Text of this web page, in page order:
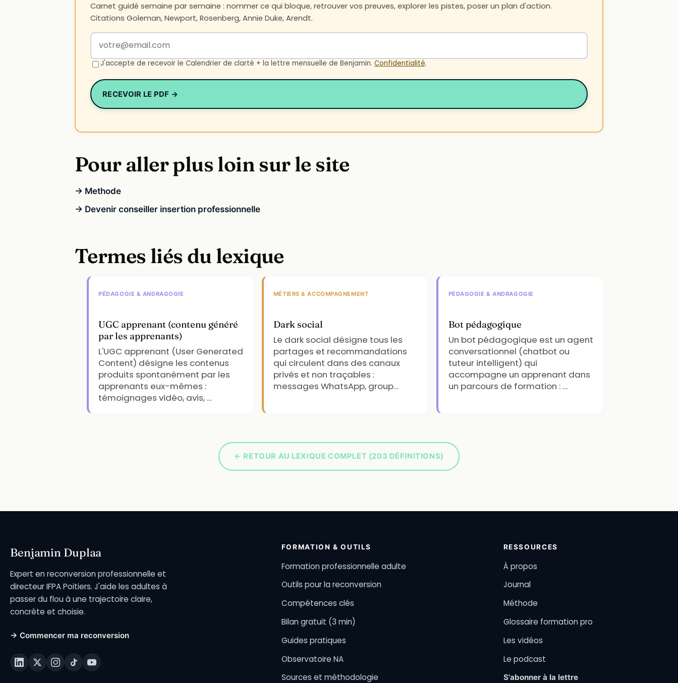
Carnet guidé semaine par semaine : nommer ce qui bloque, retrouver vos preuves, explorer les pistes, poser un plan d'action.
Citations Goleman, Newport, Rosenberg, Annie Duke, Arendt.
Votre adresse email
J'accepte de recevoir le Calendrier de clarté + la lettre mensuelle de Benjamin. Confidentialité.
RECEVOIR LE PDF →
Pour aller plus loin sur le site
→ Methode
→ Devenir conseiller insertion professionnelle
Termes liés du lexique
PÉDAGOGIE & ANDRAGOGIE
UGC apprenant (contenu généré
par les apprenants)
L'UGC apprenant (User Generated
Content) désigne les contenus
produits spontanément par les
apprenants eux-mêmes :
témoignages vidéo, avis, …
MÉTIERS & ACCOMPAGNEMENT
Dark social
Le dark social désigne tous les
partages et recommandations
qui circulent dans des canaux
privés et non traçables :
messages WhatsApp, group…
PÉDAGOGIE & ANDRAGOGIE
Bot pédagogique
Un bot pédagogique est un agent
conversationnel (chatbot ou
tuteur intelligent) qui
accompagne un apprenant dans
un parcours de formation : …
← RETOUR AU LEXIQUE COMPLET (203 DÉFINITIONS)
Benjamin Duplaa
Expert en reconversion professionnelle et
directeur IFPA Poitiers. J'aide les adultes à
passer du flou à une trajectoire claire,
concrète et choisie.
→ Commencer ma reconversion
FORMATION & OUTILS
Formation professionnelle adulte
Outils pour la reconversion
Compétences clés
Bilan gratuit (3 min)
Guides pratiques
Observatoire NA
Sources et méthodologie
RESSOURCES
À propos
Journal
Méthode
Glossaire formation pro
Les vidéos
Le podcast
S'abonner à la lettre